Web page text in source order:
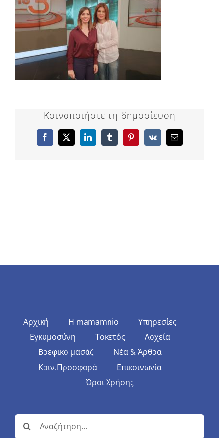
Κοινοποιήστε τη δημοσίευση
Facebook
X LinkedInTumblrPinterest
Vk Email
Αρχική Η mamamnio
Υπηρεσίες
Εγκυμοσύνη
Τοκετός
Λοχεία
Βρεφικό μασάζ
Νέα & Άρθρα
Κοιν.Προσφορά
Επικοινωνία
Όροι Χρήσης
Αναζήτηση